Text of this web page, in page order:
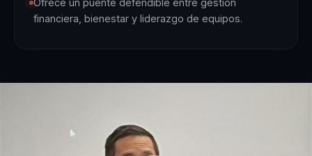
financiera, bienestar y liderazgo de equipos.